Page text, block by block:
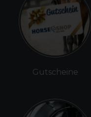
Gutscheine